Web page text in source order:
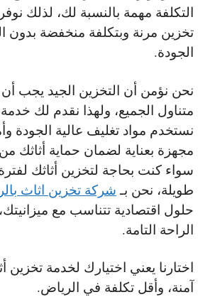
التكلفة مهمة بالنسبة لك، لذلك
تخزين مرنة وبتكلفة منخفضة بدون
الجودة.
نحن نؤمن أن التخزين الجيد يجب
متناول الجميع، ولهذا نقدم لك
نستخدم مواد تغليف عالية الجودة
مجهزة بعناية لضمان حماية أثاثك
سواء كنت بحاجة لتخزين أثاثك
طويلة، نحن بـ شركة تخزين اثاث
حلول اقتصادية تتناسب مع
الراحة التامة.
اختارنا يعني اختيارك لخدمة تخزين
آمنة، وأقل تكلفة في الرياض.